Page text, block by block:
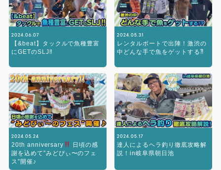
2024.06.07
【&beat】タックルで魚種豊富
にGETのSLJ‼︎
2024.05.31
レンタルボートで出陣！激渋の
中どんな手で魚をゲットする⁈
2024.05.24
20th anniversary
日頃の感
謝を込めて”みどぴぃ〜のフェ
ス”開催♪
2024.05.17
達人によるヘラ釣り徹底攻略解
説！in岐阜県朝日池